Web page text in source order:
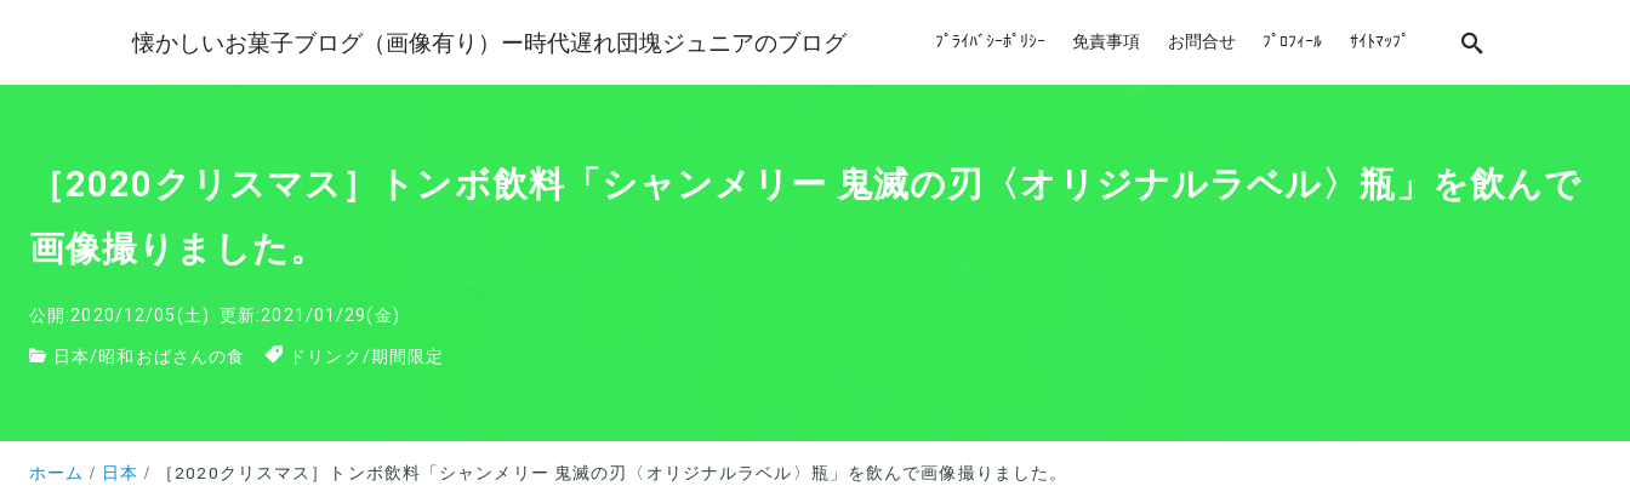
懐かしいお菓子ブログ（画像有り）ー時代遅れ団塊ジュニアのブログ ﾌﾟﾗｲﾊﾞｼｰﾎﾟﾘｼｰ 免責事項 お問合せ ﾌﾟﾛﾌｨｰﾙ ｻｲﾄﾏｯﾌﾟ
［2020クリスマス］トンボ飲料「シャンメリー 鬼滅の刃〈オリジナルラベル〉瓶」を飲んで
画像撮りました。
公開:2020/12/05(土) 更新:2021/01/29(金)
日本/昭和おばさんの食 ドリンク/期間限定
ホーム 日本 ［2020クリスマス］トンボ飲料「シャンメリー 鬼滅の刃〈オリジナルラベル〉瓶」を飲んで画像撮りました。